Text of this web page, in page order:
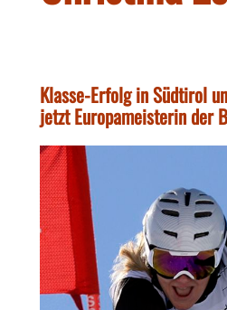
Klasse-Erfolg in Südtirol
jetzt Europameisterin der